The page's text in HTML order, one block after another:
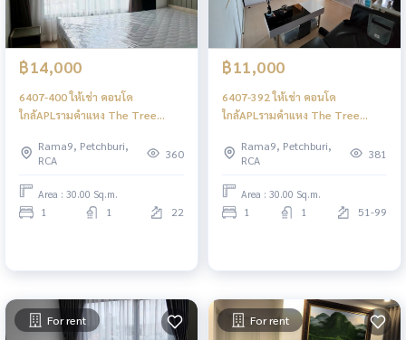
฿14,000
6407-400 ให้เช่า คอนโด
ใกล้APLรามคำแหง The Tree
พร้อมอยู่Rama9, Petchburi,
RCA
360
Area : 30.00 Sq.m.
1 1 22
฿11,000
6407-392 ให้เช่า คอนโด
ใกล้APLรามคำแหง The Tree
เข้าอยู่Rama9, Petchburi,
RCA
381
Area : 30.00 Sq.m.
1 1 51-99
For rent For rent